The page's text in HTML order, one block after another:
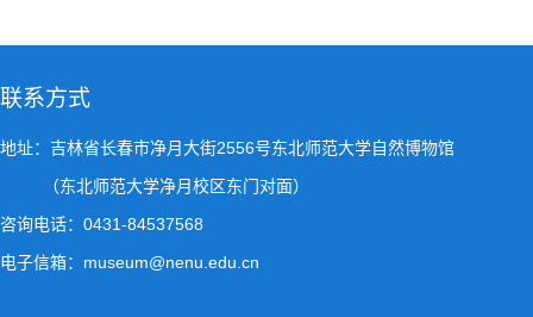
联系方式
地址：吉林省长春市净月大街2556号东北师范大学自然博物馆
（东北师范大学净月校区东门对面）
咨询电话：0431-84537568
电子信箱：museum@nenu.edu.cn